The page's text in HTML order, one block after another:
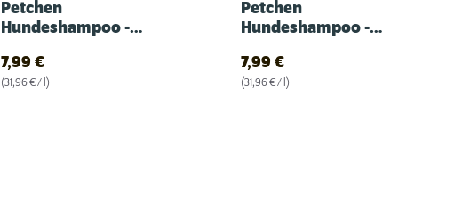
Petchen
Hundeshampoo -
7,99 €
(31,96 € / l)
Petchen
Hundeshampoo -
7,99 €
(31,96 € / l)